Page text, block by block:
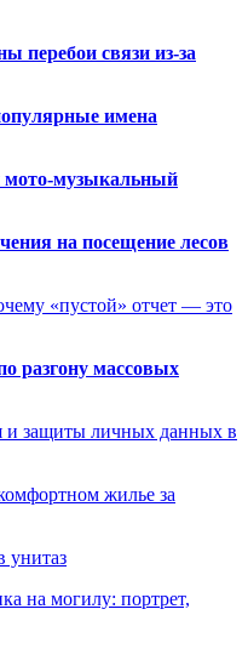
перебои связи из-за
имена
мото-музыкальный
на посещение лесов
«пустой» отчет — это
разгону массовых
и защиты личных данных в
жилье за
унитаз
на могилу: портрет,